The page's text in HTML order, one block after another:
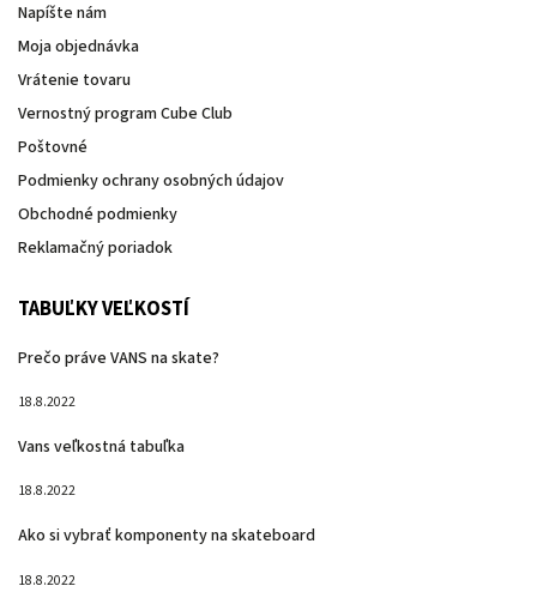
Napíšte nám
Moja objednávka
Vrátenie tovaru
Vernostný program Cube Club
Poštovné
Podmienky ochrany osobných údajov
Obchodné podmienky
Reklamačný poriadok
TABUĽKY VEĽKOSTÍ
Prečo práve VANS na skate?
18.8.2022
Vans veľkostná tabuľka
18.8.2022
Ako si vybrať komponenty na skateboard
18.8.2022